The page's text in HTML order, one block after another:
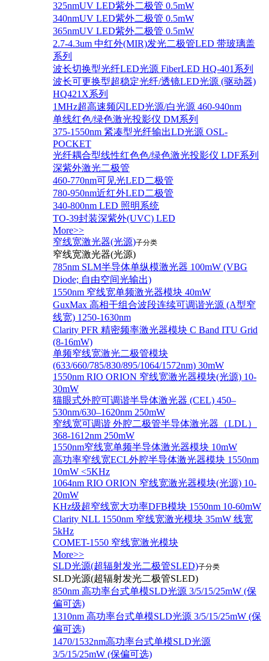
325nmUV LED紫外二极管 0.5mW
340nmUV LED紫外二极管 0.5mW
365nmUV LED紫外二极管 0.5mW
2.7-4.3um 中红外(MIR)发光二极管LED 带玻璃盖
系列
波长切换型光纤LED光源 FiberLED HQ-401系列
波长可更换型超稳定光纤/透镜LED光源 (驱动器)
HQ421X系列
1MHz超高速频闪LED光源/白光源 460-940nm
单线红色/绿色激光投影仪 DM系列
375-1550nm 紧凑型光纤输出LD光源 OSL-
POCKET
光纤耦合型线性红色色/绿色激光投影仪 LDF系列
深紫外激光二极管
460-770nm可见光LED二极管
780-950nm近红外LED二极管
340-800nm LED 照明系统
TO-39封装深紫外(UVC) LED
More>>
窄线宽激光器(光源)子分类
窄线宽激光器(光源)
785nm SLM半导体单纵模激光器 100mW (VBG
Diode; 自由空间光输出)
1550nm 窄线宽单频激光器模块 40mW
GuxMax 高相干组合波段连续可调谐光源 (A型窄
线宽) 1250-1630nm
Clarity PFR 精密频率激光器模块 C Band ITU Grid
(8-16mW)
单频窄线宽激光二极管模块
(633/660/785/830/895/1064/1572nm) 30mW
1550nm RIO ORION 窄线宽激光器模块(光源) 10-
30mW
猫眼式外腔可调谐半导体激光器 (CEL) 450–
530nm/630–1620nm 250mW
窄线宽可调谐 外腔二极管半导体激光器（LDL）
368-1612nm 250mW
1550nm窄线宽单频半导体激光器模块 10mW
高功率窄线宽ECL外腔半导体激光器模块 1550nm
10mW <5KHz
1064nm RIO ORION 窄线宽激光器模块(光源) 10-
20mW
KHz级超窄线宽大功率DFB模块 1550nm 10-60mW
Clarity NLL 1550nm 窄线宽激光模块 35mW 线宽
5kHz
COMET-1550 窄线宽激光模块
More>>
SLD光源(超辐射发光二极管SLED)子分类
SLD光源(超辐射发光二极管SLED)
850nm 高功率台式单模SLD光源 3/5/15/25mW (保
偏可选)
1310nm 高功率台式单模SLD光源 3/5/15/25mW (保
偏可选)
1470/1532nm高功率台式单模SLD光源
3/5/15/25mW (保偏可选)